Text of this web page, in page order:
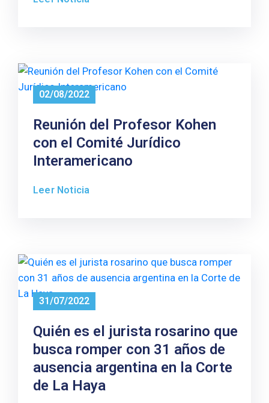
02/08/2022
Reunión del Profesor Kohen
con el Comité Jurídico
Interamericano
Leer Noticia
31/07/2022
Quién es el jurista rosarino que
busca romper con 31 años de
ausencia argentina en la Corte
de La Haya